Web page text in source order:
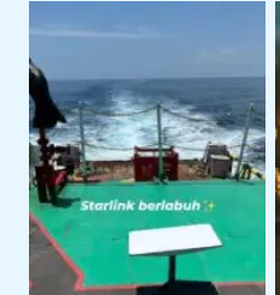
Penggunaan Starlink di
Area Perairan